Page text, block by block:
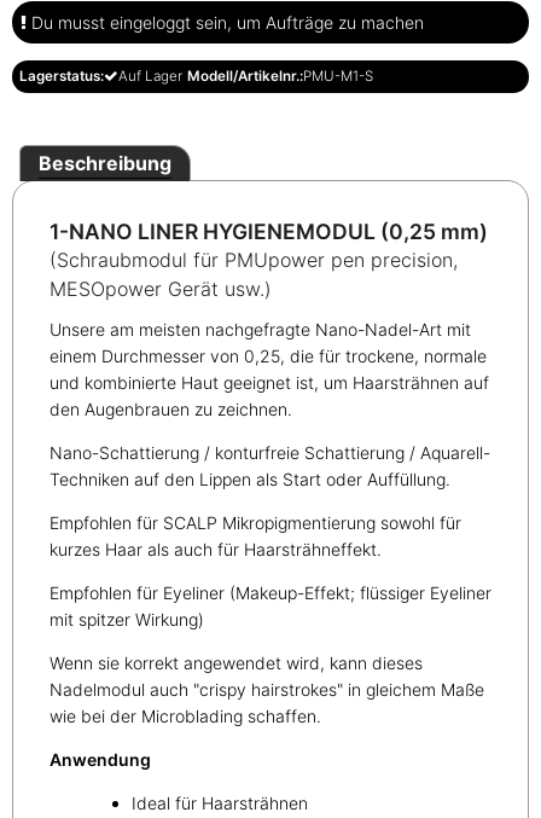
Du musst eingeloggt sein, um Aufträge zu machen
Lagerstatus: Auf Lager Modell/Artikelnr.:PMU-M1-S
Beschreibung
1-NANO LINER HYGIENEMODUL (0,25 mm)
(Schraubmodul für PMUpower pen precision,
MESOpower Gerät usw.)
Unsere am meisten nachgefragte Nano-Nadel-Art mit
einem Durchmesser von 0,25, die für trockene, normale
und kombinierte Haut geeignet ist, um Haarsträhnen auf
den Augenbrauen zu zeichnen.
Nano-Schattierung / konturfreie Schattierung / Aquarell-
Techniken auf den Lippen als Start oder Auffüllung.
Empfohlen für SCALP Mikropigmentierung sowohl für
kurzes Haar als auch für Haarsträhneffekt.
Empfohlen für Eyeliner (Makeup-Effekt; flüssiger Eyeliner
mit spitzer Wirkung)
Wenn sie korrekt angewendet wird, kann dieses
Nadelmodul auch "crispy hairstrokes" in gleichem Maße
wie bei der Microblading schaffen.
Anwendung
Ideal für Haarsträhnen